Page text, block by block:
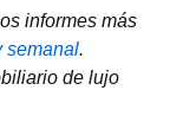
informes más
semanal.
de lujo